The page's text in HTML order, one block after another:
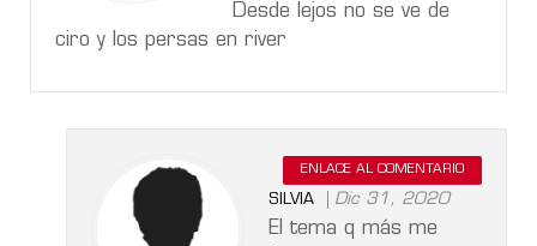
Desde lejos no se ve de
ciro y los persas en river
ENLACE AL COMENTARIO
SILVIA Dic 31, 2020
El tema q más me